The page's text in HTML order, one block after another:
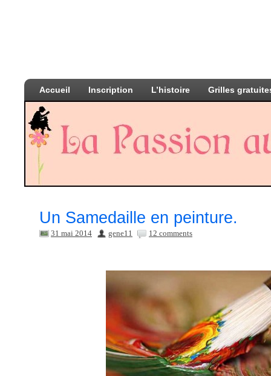
Accueil Inscription L’histoire Grilles
Un Samedaille en peinture.
31 mai 2014 gene11 12 comments